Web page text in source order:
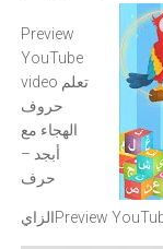
Preview
YouTube
video تعلم
حروف
الهجاء مع
أبجد –
حرف
الزاي